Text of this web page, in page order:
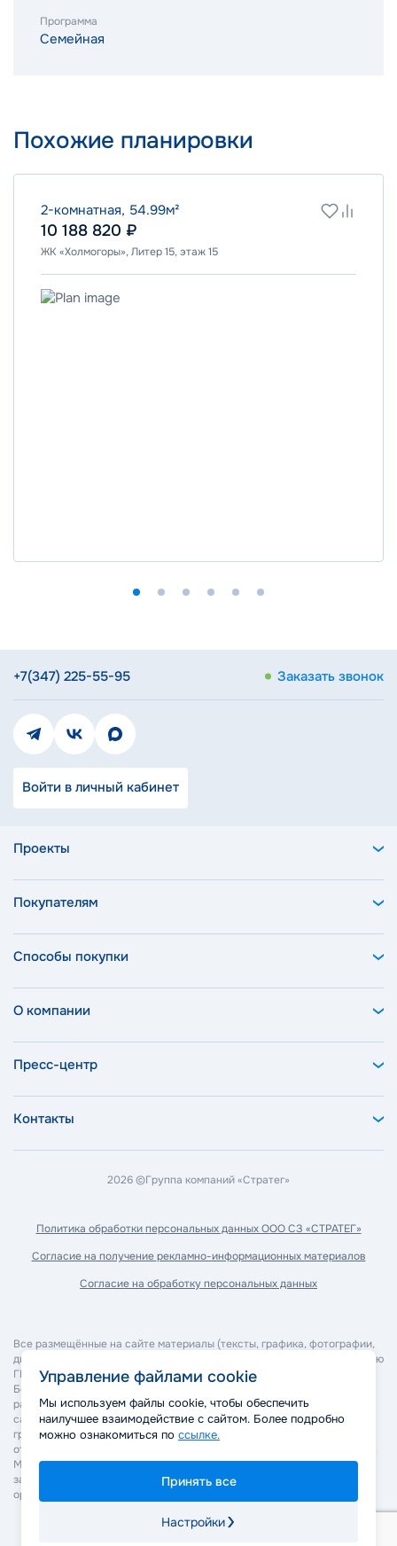
Программа
Семейная
Похожие планировки
2-комнатная, 54.99м²
10 188 820 ₽
ЖК «Холмогоры», Литер 15, этаж 15
Проекты
Покупателям
Способы покупки
О компании
Пресс-центр
Контакты
+7(347) 225-55-95 Заказать звонок
Войти в личный кабинет
2026 ©Группа компаний «Стратег»
Политика обработкиперсональных данных ООО СЗ «СТРАТЕГ»
Согласие на получениерекламно-информационных материалов
Согласие на обработку персональных данных
Все размещённые на сайте материалы (тексты, графика, фотографии,
дизайн, программное обеспечение и прочее) являются собственностью
ГК "Стратег" и охраняются в соответствии с законодательством РФ.
Без согласия правообладателя запрещается копирование,
распространение, изменение или иное использование материалов
сайта. Нарушение авторских и смежных прав может повлечь
гражданско-правовую, административную и уголовную
ответственность в соответствии с действующим законодательством.
Мы оставляем за собой право применять все законные меры для
защиты своих прав, включая обращение в суд и правоохранительные
органы.
Управление файлами cookie
Мы используем файлы cookie, чтобы обеспечить
наилучшее взаимодействие с сайтом. Более подробно
можно ознакомиться по ссылке.
Принять все
Настройки